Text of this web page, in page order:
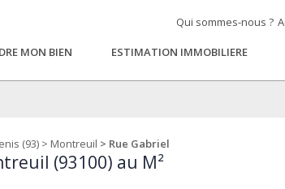
Qui sommes-nous ?
MON BIEN ESTIMATION IMMOBILIERE
(93) > Montreuil > Rue Gabriel
(93100) au M²